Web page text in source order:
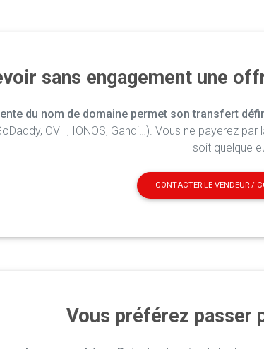
sans engagement une
du nom de domaine permet son transfert
OVH, IONOS, Gandi…). Vous ne payerez
soit quelque
CONTACTER LE VENDEUR /
Vous préférez passer